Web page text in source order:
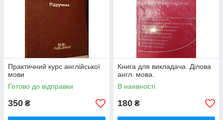
Практичний курс англійської
мови
Готово до відправки
350 ₴
Книга для викладача. Ділова
англ. мова.
В наявності
180 ₴